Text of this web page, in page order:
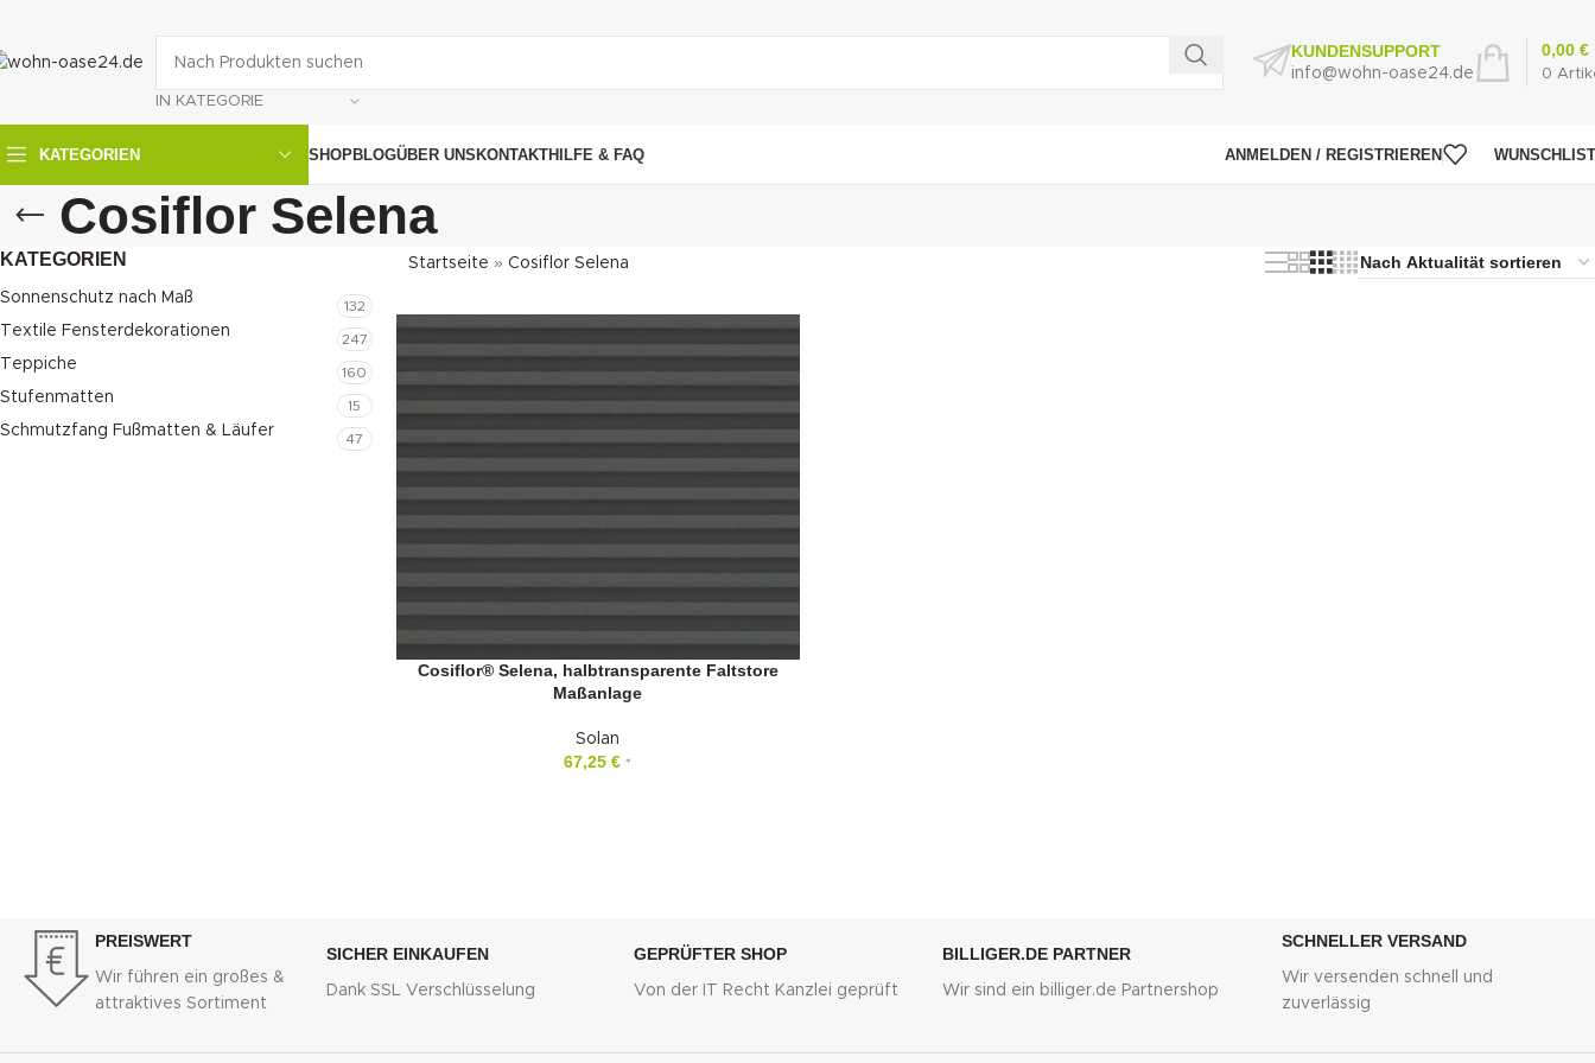
IN KATEGORIE
KUNDENSUPPORT
info@wohn-oase24.de 0
0,00 €
KATEGORIEN SHOPBLOGÜBER UNSKONTAKTHILFE & FAQ ANMELDEN / REGISTRIEREN
Cosiflor Selena
KATEGORIEN
Sonnenschutz nach Maß 132
Textile Fensterdekorationen 247
Teppiche 160
Stufenmatten 15
Schmutzfang Fußmatten & Läufer 47
Startseite » Cosiflor Selena
Cosiflor® Selena, halbtransparente Faltstore
Maßanlage
Solan
67,25€ *
PREISWERT
Wir führen ein großes &
attraktives Sortiment
SICHER EINKAUFEN
Dank SSL Verschlüsselung
GEPRÜFTER SHOP
Von der IT Recht Kanzlei geprüft
BILLIGER.DE PARTNER
Wir sind ein billiger.de Partnershop
SCHNELLER VERSAND
Wir versenden schnell und
zuverlässig